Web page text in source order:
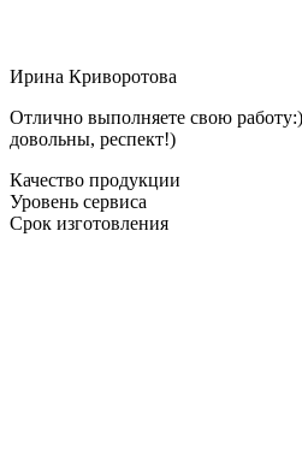
Ирина Криворотова
Отлично выполняете свою
довольны, респект!)
Качество продукции
Уровень сервиса
Срок изготовления